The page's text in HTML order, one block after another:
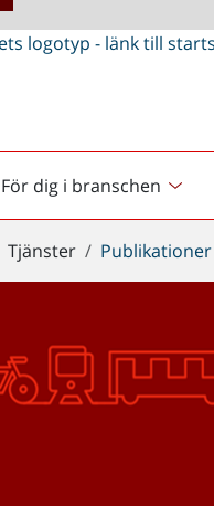
För dig i branschen
Tjänster